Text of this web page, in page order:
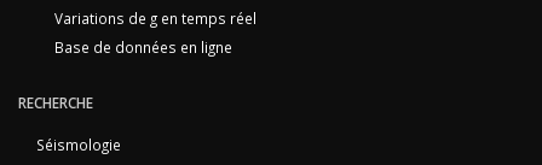
Variations de g en temps réel
Base de données en ligne
RECHERCHE
Séismologie